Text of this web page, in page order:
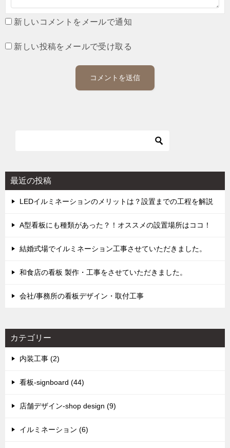
新しいコメントをメールで通知
新しい投稿をメールで受け取る
最近の投稿
LEDイルミネーションのメリットは？設置までの工程を解説
A型看板にも種類があった？！オススメの設置場所はココ！
結婚式場でイルミネーション工事させていただきました。
和食店の看板 製作・工事をさせていただきました。
会社/事務所の看板デザイン・取付工事
カテゴリー
内装工事 (2)
看板-signboard (44)
店舗デザイン-shop design (9)
イルミネーション (6)